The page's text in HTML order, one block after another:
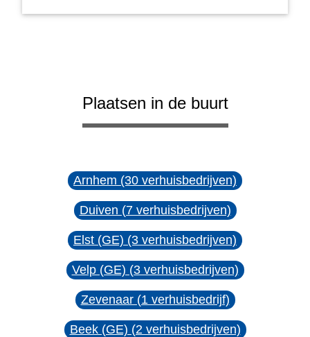
Plaatsen in de buurt
Arnhem (30 verhuisbedrijven)
Duiven (7 verhuisbedrijven)
Elst (GE) (3 verhuisbedrijven)
Velp (GE) (3 verhuisbedrijven)
Zevenaar (1 verhuisbedrijf)
Beek (GE) (2 verhuisbedrijven)